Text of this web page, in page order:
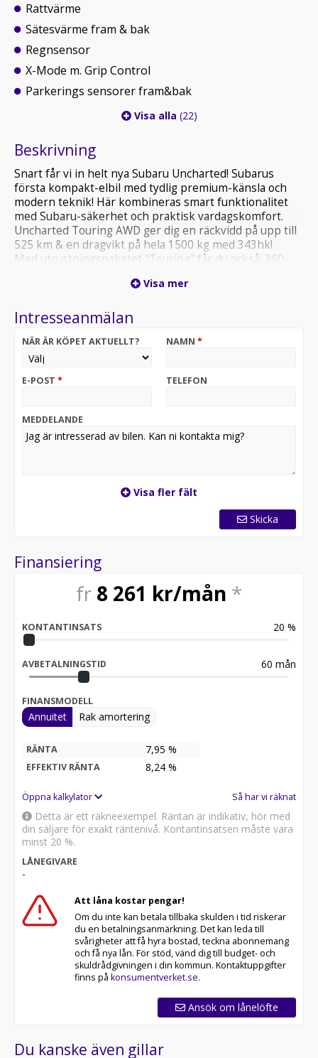
Rattvärme
Sätesvärme fram & bak
Regnsensor
X-Mode m. Grip Control
Parkerings sensorer fram&bak
Visa alla (22)
Beskrivning
Snart får vi in helt nya Subaru Uncharted! Subarus
första kompakt-elbil med tydlig premium-känsla och
modern teknik! Här kombineras smart funktionalitet
med Subaru-säkerhet och praktisk vardagskomfort.
Uncharted Touring AWD ger dig en räckvidd på upp till
525 km & en dragvikt på hela 1500 kg med 343hk!
Med utrustningspaketet "Touring" får du också: 360-
Konstläder, Harman/Kardon & mycket mer!
3 års Fri service
Visa mer
Intresseanmälan
NÄR ÄR KÖPET AKTUELLT? NAMN *
E-POST * TELEFON
MEDDELANDE
Visa fler fält
Skicka
Finansiering
fr 8 261 kr/mån *
KONTANTINSATS 20 %
AVBETALNINGSTID 60 mån
FINANSMODELL
Annuitet Rak amortering
RÄNTA 7,95 %
EFFEKTIV RÄNTA 8,24 %
Öppna kalkylator Så har vi räknat
Detta är ett räkneexempel. Räntan är indikativ, hör med
din säljare för exakt räntenivå. Kontantinsatsen måste vara
minst 20 %.
LÅNEGIVARE
-
Att låna kostar pengar!
Om du inte kan betala tillbaka skulden i tid riskerar
du en betalningsanmärkning. Det kan leda till
svårigheter att få hyra bostad, teckna abonnemang
och få nya lån. För stöd, vänd dig till budget- och
skuldrådgivningen i din kommun. Kontaktuppgifter
finns på konsumentverket.se.
Ansök om lånelöfte
Du kanske även gillar